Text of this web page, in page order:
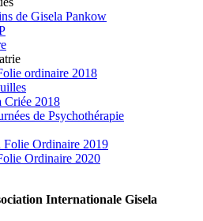
de Gisela Pankow
ordinaire 2018
Criée 2018
de Psychothérapie
Folie Ordinaire 2019
Ordinaire 2020
Internationale Gisela